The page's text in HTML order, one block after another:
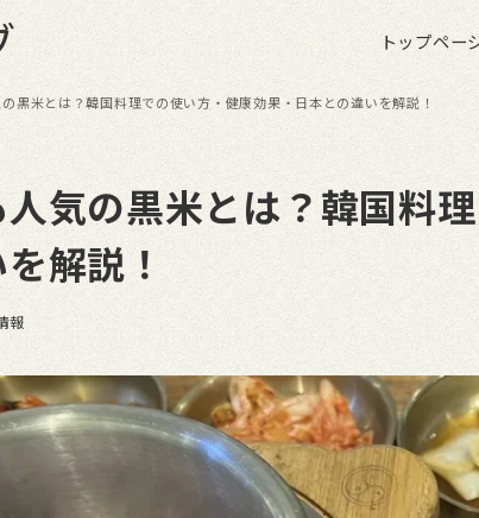
トップペー
黒米とは？韓国料理での使い方・健康効果・日本との違いを解説！
気の黒米とは？韓国料
解説！
報